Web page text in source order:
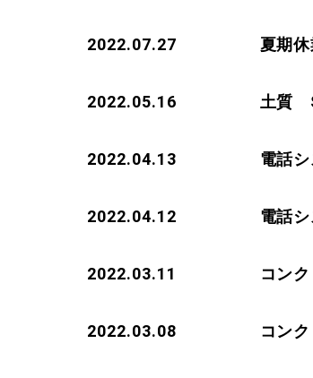
2022.07.27 夏期
2022.05.16 土質
2022.04.13 電話
2022.04.12 電話
2022.03.11 コン
2022.03.08 コン